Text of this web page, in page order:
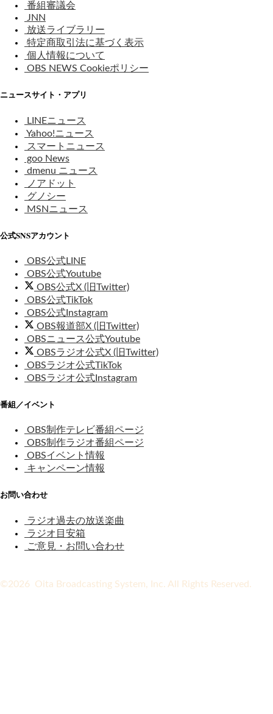
番組審議会
JNN
放送ライブラリー
特定商取引法に基づく表示
個人情報について
OBS NEWS Cookieポリシー
ニュースサイト・アプリ
LINEニュース
Yahoo!ニュース
スマートニュース
goo News
dmenu ニュース
ノアドット
グノシー
MSNニュース
公式SNSアカウント
OBS公式LINE
OBS公式Youtube
OBS公式X (旧Twitter)
OBS公式TikTok
OBS公式Instagram
OBS報道部X (旧Twitter)
OBSニュース公式Youtube
OBSラジオ公式X (旧Twitter)
OBSラジオ公式TikTok
OBSラジオ公式Instagram
番組／イベント
OBS制作テレビ番組ページ
OBS制作ラジオ番組ページ
OBSイベント情報
キャンペーン情報
お問い合わせ
ラジオ過去の放送楽曲
ラジオ目安箱
ご意見・お問い合わせ
©2026 Oita Broadcasting System, Inc. All Rights Reserved.